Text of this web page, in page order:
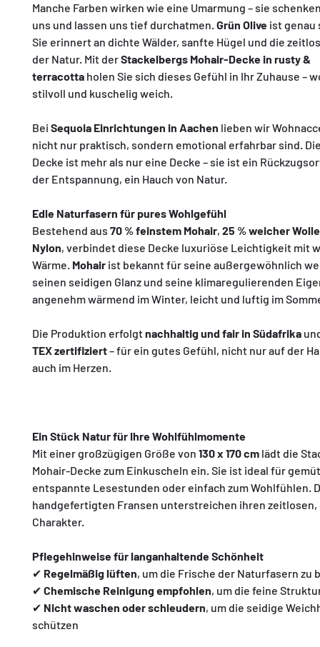
Manche Farben wirken wie eine Umarmung – sie
uns und lassen uns tief durchatmen.Grün Olive ist genau
Sie erinnert an dichte Wälder, sanfte Hügel und die
der Natur. Mit derStackelbergs Mohair-Decke in rusty &
terracotta holen Sie sich dieses Gefühl in Ihr Zuhause –
stilvoll und kuschelig weich.
Bei Sequoia Einrichtungen in Aachen lieben wir
nicht nur praktisch, sondern emotional erfahrbar sind.
Decke ist mehr als nur eine Decke – sie ist ein
der Entspannung, ein Hauch von Natur.
Edle Naturfasern für pures Wohlgefühl
Bestehend aus 70 % feinstem Mohair, 25 % weicher Wolle
Nylon, verbindet diese Decke luxuriöse Leichtigkeit mit
Wärme. Mohair ist bekannt für seine außergewöhnlich
seinen seidigen Glanz und seine klimaregulierenden
angenehm wärmend im Winter, leicht und luftig im
Die Produktion erfolgtnachhaltig und fair in Südafrika
TEX zertifiziert– für ein gutes Gefühl, nicht nur auf der
auch im Herzen.
Ein Stück Natur für Ihre Wohlfühlmomente
Mit einer großzügigen Größe von 130 x 170 cm lädt die
Mohair-Decke zum Einkuscheln ein. Sie ist ideal für
entspannte Lesestunden oder einfach zum Wohlfühlen.
handgefertigten Fransen unterstreichen ihren zeitlosen,
Charakter.
Pflegehinweise für langanhaltende Schönheit
✔ Regelmäßig lüften, um die Frische der Naturfasern zu
✔ Chemische Reinigung empfohlen, um die feine
✔ Nicht waschen oder schleudern, um die seidige
schützen